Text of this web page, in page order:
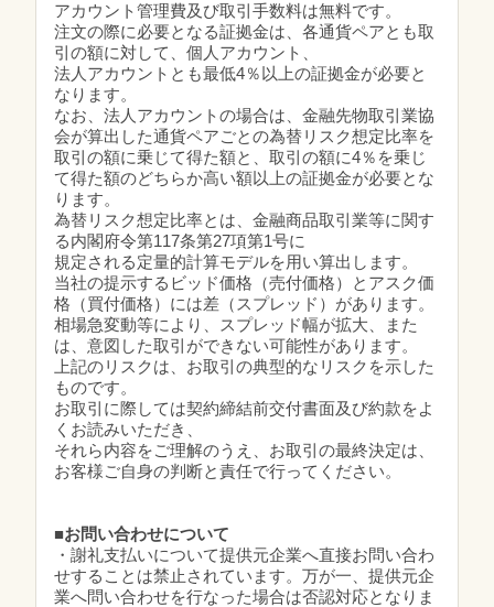
アカウント管理費及び取引手数料は無料です。
注文の際に必要となる証拠金は、各通貨ペアとも取
引の額に対して、個人アカウント、
法人アカウントとも最低4％以上の証拠金が必要と
なります。
なお、法人アカウントの場合は、金融先物取引業協
会が算出した通貨ペアごとの為替リスク想定比率を
取引の額に乗じて得た額と、取引の額に4％を乗じ
て得た額のどちらか高い額以上の証拠金が必要とな
ります。
為替リスク想定比率とは、金融商品取引業等に関す
る内閣府令第117条第27項第1号に
規定される定量的計算モデルを用い算出します。
当社の提示するビッド価格（売付価格）とアスク価
格（買付価格）には差（スプレッド）があります。
相場急変動等により、スプレッド幅が拡大、また
は、意図した取引ができない可能性があります。
上記のリスクは、お取引の典型的なリスクを示した
ものです。
お取引に際しては契約締結前交付書面及び約款をよ
くお読みいただき、
それら内容をご理解のうえ、お取引の最終決定は、
お客様ご自身の判断と責任で行ってください。
■お問い合わせについて
・謝礼支払いについて提供元企業へ直接お問い合わ
せすることは禁止されています。万が一、提供元企
業へ問い合わせを行なった場合は否認対応となりま